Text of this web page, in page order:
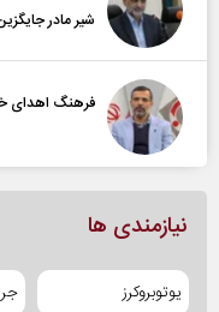
شیر مادر
فرهنگ اهدای
نیازمندی ها
یوتوبروکرز